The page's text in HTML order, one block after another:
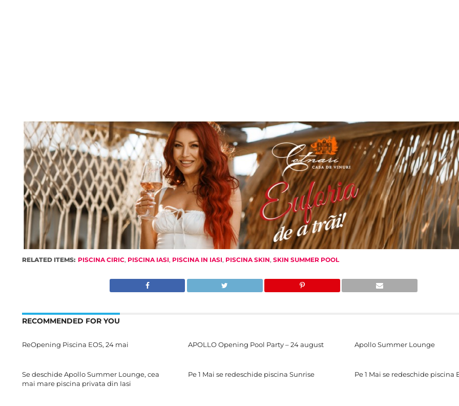
RELATED ITEMS: PISCINA CIRIC, PISCINA IASI, PISCINA IN IASI, PISCINA SKIN, SKIN SUMMER POOL
RECOMMENDED FOR YOU
ReOpening Piscina EOS, 24 mai APOLLO Opening Pool Party – 24 august Apollo Summer Lounge
Se deschide Apollo Summer Lounge, cea
mai mare piscina privata din Iasi
Pe 1 Mai se redeschide piscina Sunrise Pe 1 Mai se redeschide piscina